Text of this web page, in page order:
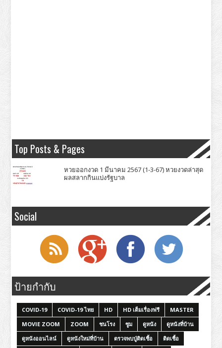
Top Posts & Pages
หวยออกงวด 1 มีนาคม 2567 (1-3-67) หวยงวดล่าสุด
ผลสลากกินแบ่งรัฐบาล
Social
ป้ายกำกับ
COVID-19 COVID-19 ไทย HD HD เต็มเรื่องฟรี
MASTER
MOVIE ZOOM
ZOOM ชนโรง ซูม ดูหนัง
ดูหนังที่บ้าน
ดูหนังออนไลน์
ดูหนังใหม่ที่บ้าน ตรวจพบปู่ติดเชื้อ
ติดเชื้อ